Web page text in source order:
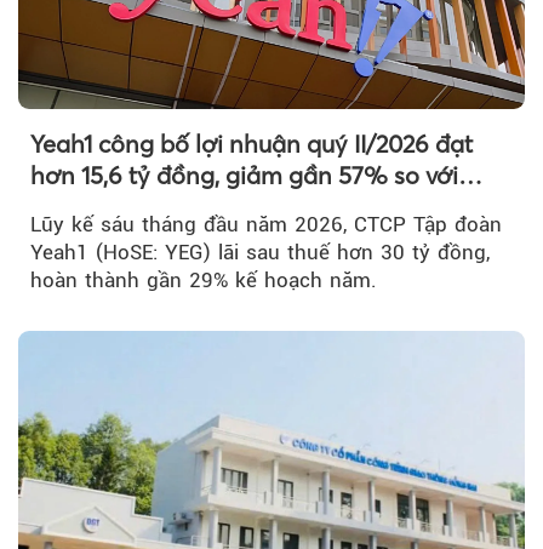
Yeah1 công bố lợi nhuận quý II/2026 đạt
hơn 15,6 tỷ đồng, giảm gần 57% so với
Lũy kế sáu tháng đầu năm 2026, CTCP Tập đoàn
Yeah1 (HoSE: YEG) lãi sau thuế hơn 30 tỷ đồng,
hoàn thành gần 29% kế hoạch năm.